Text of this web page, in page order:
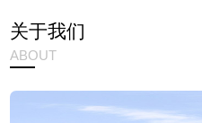
关于我们
ABOUT